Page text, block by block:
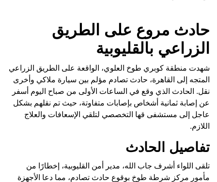
حادث مروع على الطريق
الزراعي بالقليوبية
شهدت منطقة كوبري طوخ العلوي، الواقعة على الطريق الزراعي
المتجه إلى القاهرة، حادث تصادم مؤلم بين سيارة ملاكي وأخرى
نقل. الحادث الذي وقع في الساعات الأولى من صباح اليوم أسفر
عن إصابة ثمانية أشخاص بإصابات متفاوتة، حيث تم نقلهم بشكل
عاجل إلى مستشفى قها التخصصي لتلقي الإسعافات والعلاج
اللازم.
تفاصيل الحادث
تلقى اللواء أشرف جاب الله، مدير أمن القليوبية، إخطارًا من
مأمور مركز شرطة طوخ بوقوع حادث تصادم، مما دعا الأجهزة